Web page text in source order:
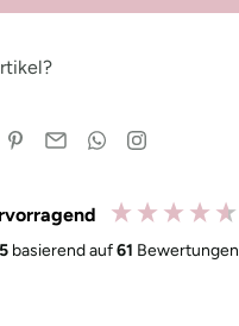
basierend auf61 Bewertungen